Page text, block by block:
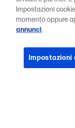
Impostazioni
momento oppure
annunci.
Impostazioni